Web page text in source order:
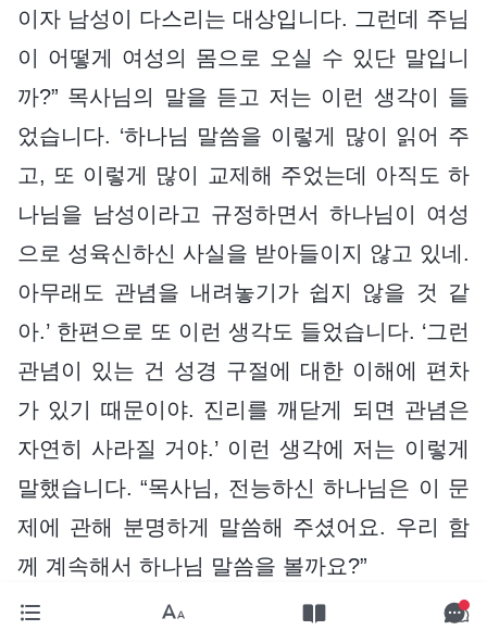
이자 남성이 다스리는 대상입니다. 그런데 주님
이 어떻게 여성의 몸으로 오실 수 있단 말입니
까?” 목사님의 말을 듣고 저는 이런 생각이 들
었습니다. ‘하나님 말씀을 이렇게 많이 읽어 주
고, 또 이렇게 많이 교제해 주었는데 아직도 하
나님을 남성이라고 규정하면서 하나님이 여성
으로 성육신하신 사실을 받아들이지 않고 있네.
아무래도 관념을 내려놓기가 쉽지 않을 것 같
아.’ 한편으로 또 이런 생각도 들었습니다. ‘그런
관념이 있는 건 성경 구절에 대한 이해에 편차
가 있기 때문이야. 진리를 깨닫게 되면 관념은
자연히 사라질 거야.’ 이런 생각에 저는 이렇게
말했습니다. “목사님, 전능하신 하나님은 이 문
제에 관해 분명하게 말씀해 주셨어요. 우리 함
께 계속해서 하나님 말씀을 볼까요?”
전능하신 하나님께서 말씀하셨습니다. 『사